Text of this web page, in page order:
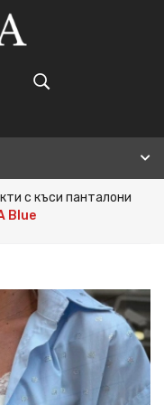
с къси панталони
Blue